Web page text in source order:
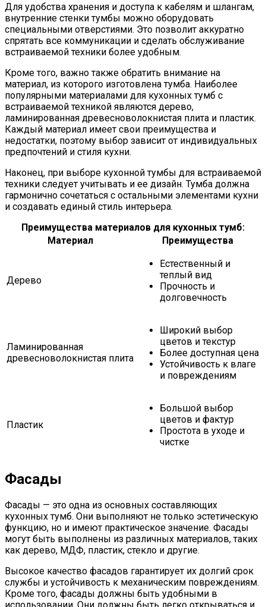
Для удобства хранения и доступа к кабелям и шлангам,
внутренние стенки тумбы можно оборудовать
специальными отверстиями. Это позволит аккуратно
спрятать все коммуникации и сделать обслуживание
встраиваемой техники более удобным.
Кроме того, важно также обратить внимание на
материал, из которого изготовлена тумба. Наиболее
популярными материалами для кухонных тумб с
встраиваемой техникой являются дерево,
ламинированная древесноволокнистая плита и пластик.
Каждый материал имеет свои преимущества и
недостатки, поэтому выбор зависит от индивидуальных
предпочтений и стиля кухни.
Наконец, при выборе кухонной тумбы для встраиваемой
техники следует учитывать и ее дизайн. Тумба должна
гармонично сочетаться с остальными элементами кухни
и создавать единый стиль интерьера.
Преимущества материалов для кухонных тумб:
Материал
Преимущества
Дерево
Естественный и
теплый вид
Прочность и
долговечность
Ламинированная
древесноволокнистая плита
Широкий выбор
цветов и текстур
Более доступная цена
Устойчивость к влаге
и повреждениям
Пластик
Большой выбор
цветов и фактур
Простота в уходе и
чистке
Фасады
Фасады — это одна из основных составляющих
кухонных тумб. Они выполняют не только эстетическую
функцию, но и имеют практическое значение. Фасады
могут быть выполнены из различных материалов, таких
как дерево, МДФ, пластик, стекло и другие.
Высокое качество фасадов гарантирует их долгий срок
службы и устойчивость к механическим повреждениям.
Кроме того, фасады должны быть удобными в